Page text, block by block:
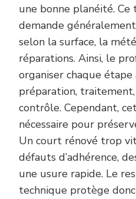
une bonne planéité.
demande
selon la surface, la
réparations. Ainsi, le
organiser chaque
préparation,
contrôle. Cependant,
nécessaire pour
Un court rénové trop
défauts d’adhérence,
une usure rapide. Le
technique protège